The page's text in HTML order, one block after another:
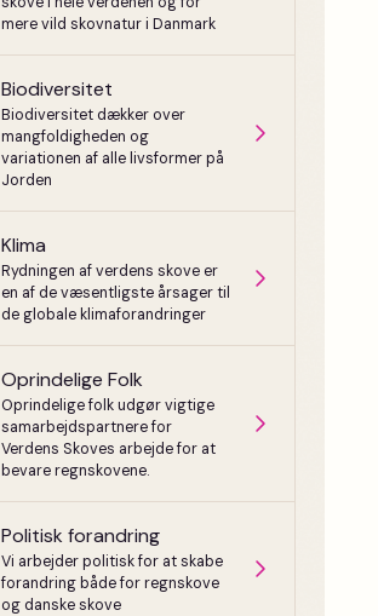
mere vild skovnatur i Danmark
Biodiversitet
Biodiversitet dækker over
mangfoldigheden og
variationen af alle livsformer på
Jorden
Klima
Rydningen af verdens skove er
en af de væsentligste årsager til
de globale klimaforandringer
Oprindelige Folk
Oprindelige folk udgør vigtige
samarbejdspartnere for
Verdens Skoves arbejde for at
bevare regnskovene.
Politisk forandring
Vi arbejder politisk for at skabe
forandring både for regnskove
og danske skove